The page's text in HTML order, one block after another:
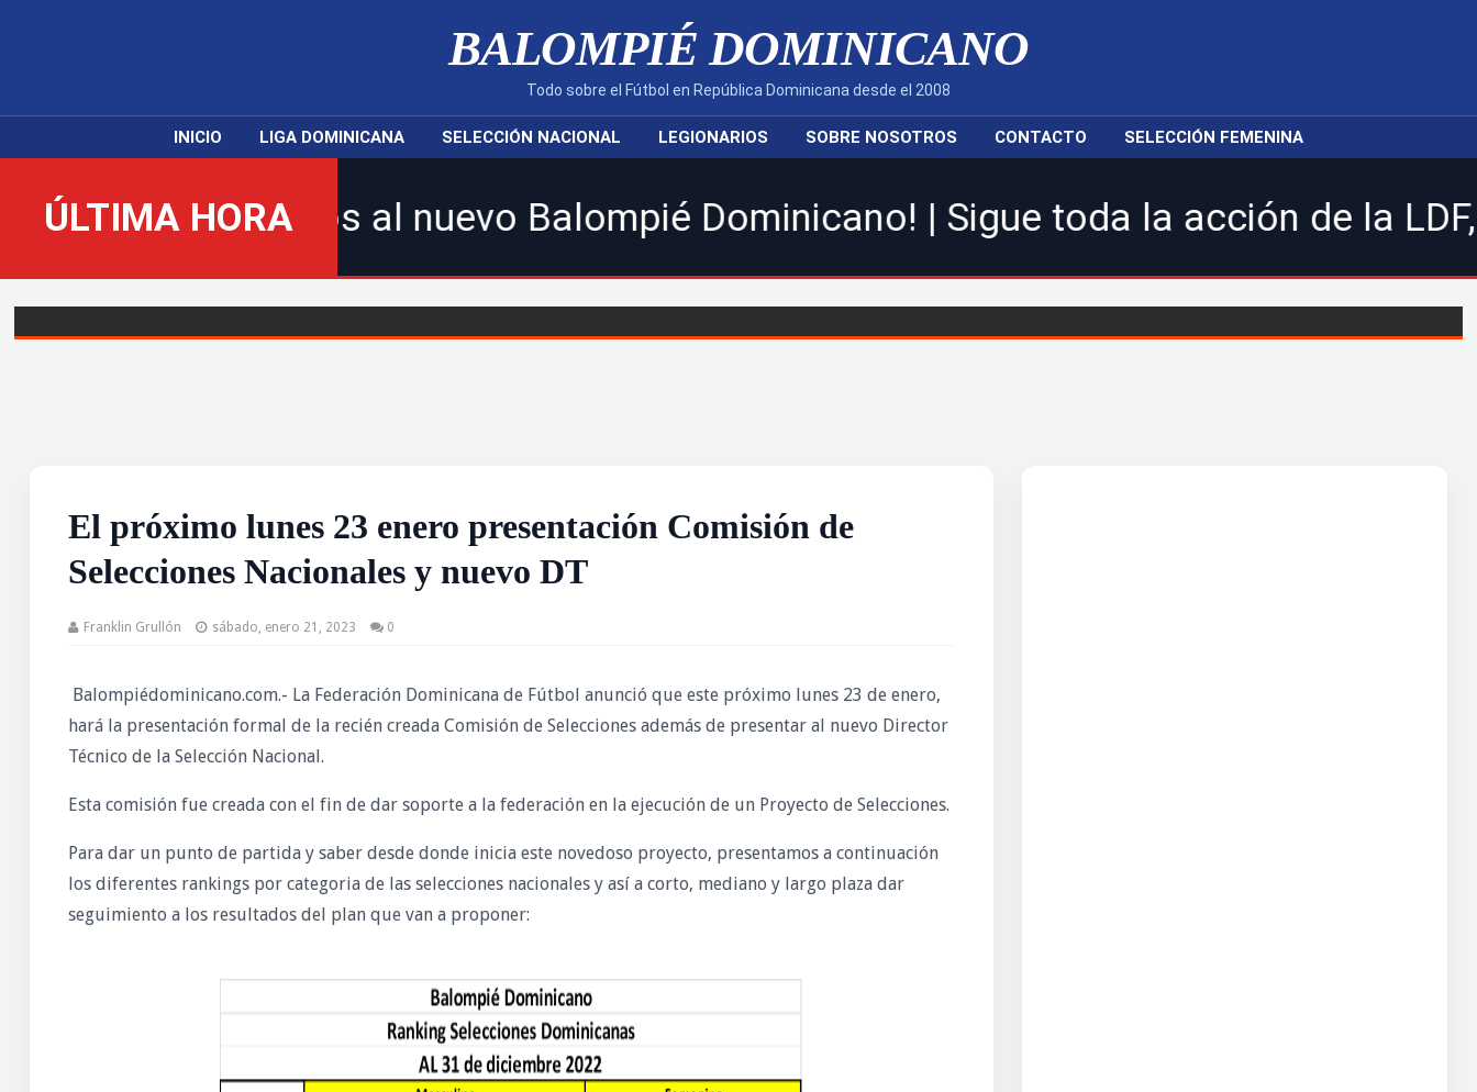
BALOMPIÉ DOMINICANO
Todo sobre el Fútbol en República Dominicana desde el 2008
INICIO LIGA DOMINICANA SELECCIÓN NACIONAL LEGIONARIOS SOBRE NOSOTROS CONTACTO SELECCIÓN FEMENINA
ÚLTIMA HORAal nuevo Balompié Dominicano! | Sigue toda la acción de la LDF,
El próximo lunes 23 enero presentación Comisión de
Selecciones Nacionales y nuevo DT
Franklin Grullón sábado, enero 21, 2023 0
Balompiédominicano.com.- La Federación Dominicana de Fútbol anunció que este próximo lunes 23 de enero,
hará la presentación formal de la recién creada Comisión de Selecciones además de presentar al nuevo Director
Técnico de la Selección Nacional.
Esta comisión fue creada con el fin de dar soporte a la federación en la ejecución de un Proyecto de Selecciones.
Para dar un punto de partida y saber desde donde inicia este novedoso proyecto, presentamos a continuación
los diferentes rankings por categoria de las selecciones nacionales y así a corto, mediano y largo plaza dar
seguimiento a los resultados del plan que van a proponer: